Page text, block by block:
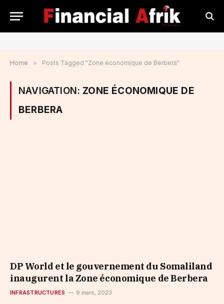
Home » Posts Tagged "Zone économique de Berbera"
NAVIGATION: ZONE ÉCONOMIQUE DE
BERBERA
DP World et le gouvernement du Somaliland
inaugurent la Zone économique de Berbera
INFRASTRUCTURES 9 mars, 2023